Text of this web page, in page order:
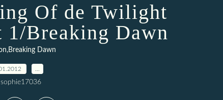
Of de Twilight
1/Breaking Dawn
Dawn
sophie17036